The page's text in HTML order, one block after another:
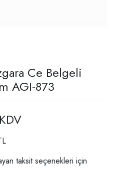
Ce Belgeli
AGI-873
taksit seçenekleri için